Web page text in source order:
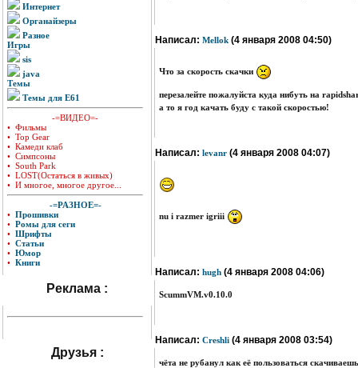
Интернет
Органайзеры
Разное
Игры
sis
java
Темы
Темы для E61
-=ВИДЕО=-
• Фильмы
• Top Gear
• Камеди клаб
• Симпсоны
• South Park
• LOST(Остаться в живых)
• И многое, многое другое...
-=РАЗНОЕ=-
• Прошивки
• Ромы для сеги
• Шрифты
• Статьи
• Юмор
• Книги
Реклама :
Друзья :
Написал: Mellok (4 января 2008 04:50)
Что за скорость скачки
перезалейте пожалуйста куда нибуть на
а то я год качать буду с такой скоростью!
Написал: levanr (4 января 2008 04:07)
nu i razmer igriii
Написал: hugh (4 января 2008 04:06)
ScummVM.v0.10.0
Написал: Creshli (4 января 2008 03:54)
чёта не рубанул как её пользоваться